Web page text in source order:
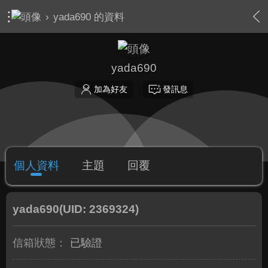
› yada690 的資料
yada690
加為好友 發訊息
個人資料 主題 回覆
yada690(UID: 2369324)
信箱狀態： 已驗證